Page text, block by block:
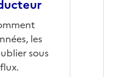
les
sous